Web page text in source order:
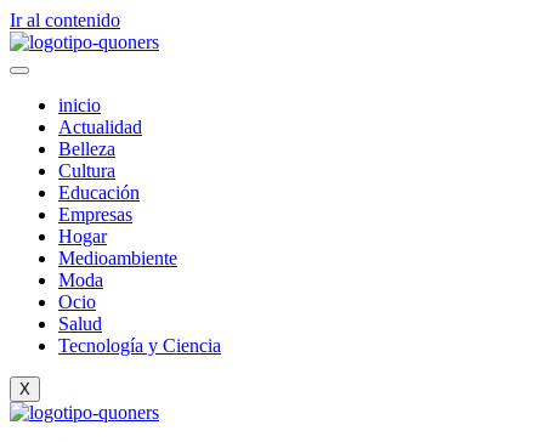
Ir al contenido
inicio
Actualidad
Belleza
Cultura
Educación
Empresas
Hogar
Medioambiente
Moda
Ocio
Salud
Tecnología y Ciencia
X